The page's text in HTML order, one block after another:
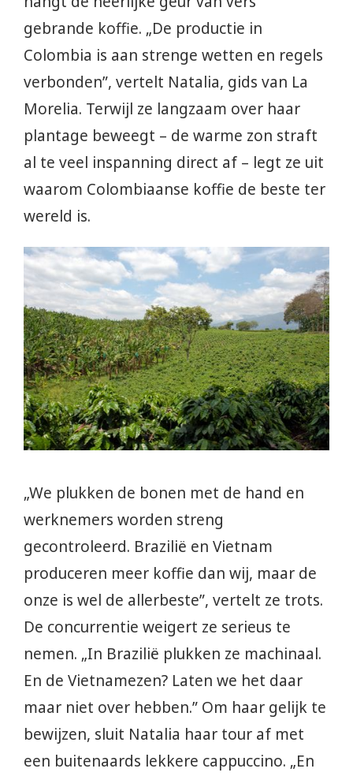
gebrande koffie. „De productie in
Colombia is aan strenge wetten en regels
verbonden”, vertelt Natalia, gids van La
Morelia. Terwijl ze langzaam over haar
plantage beweegt – de warme zon straft
al te veel inspanning direct af – legt ze uit
waarom Colombiaanse koffie de beste ter
wereld is.
„We plukken de bonen met de hand en
werknemers worden streng
gecontroleerd. Brazilië en Vietnam
produceren meer koffie dan wij, maar de
onze is wel de allerbeste”, vertelt ze trots.
De concurrentie weigert ze serieus te
nemen. „In Brazilië plukken ze machinaal.
En de Vietnamezen? Laten we het daar
maar niet over hebben.” Om haar gelijk te
bewijzen, sluit Natalia haar tour af met
een buitenaards lekkere cappuccino. „En